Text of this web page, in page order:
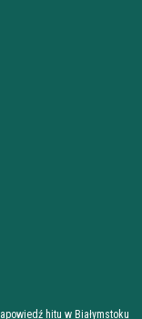
hitu w Białymstoku